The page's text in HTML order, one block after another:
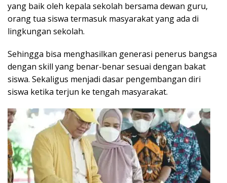
yang baik oleh kepala sekolah bersama dewan guru,
orang tua siswa termasuk masyarakat yang ada di
lingkungan sekolah.
Sehingga bisa menghasilkan generasi penerus bangsa
dengan skill yang benar-benar sesuai dengan bakat
siswa. Sekaligus menjadi dasar pengembangan diri
siswa ketika terjun ke tengah masyarakat.